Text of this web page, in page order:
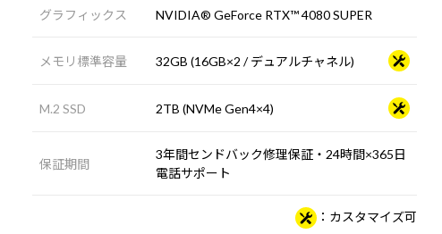
グラフィックス NVIDIA® GeForce RTX™ 4080 SUPER
メモリ標準容量 32GB (16GB×2 / デュアルチャネル)
M.2 SSD 2TB (NVMe Gen4×4)
保証期間
3年間センドバック修理保証・24時間×365日
電話サポート
カスタマイズ可